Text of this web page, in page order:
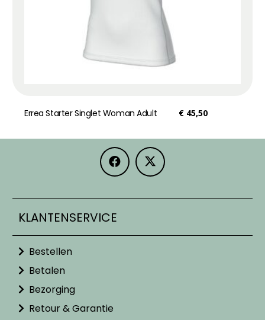
Errea Starter Singlet Woman Adult €45,50
KLANTENSERVICE
Bestellen
Betalen
Bezorging
Retour & Garantie